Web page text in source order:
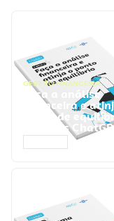
GESTÃO FINANCEIRA
Faça a análise
financeira e
ponto de
Prompts